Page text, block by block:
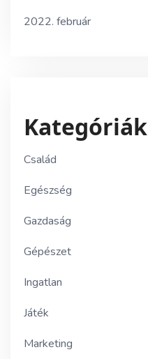
2022. február
Kategóriák
Család
Egészség
Gazdaság
Gépészet
Ingatlan
Játék
Marketing